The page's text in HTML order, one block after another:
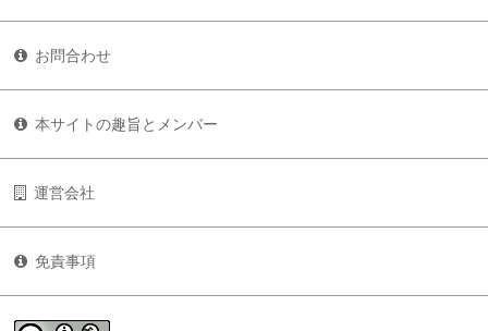
お問合わせ
本サイトの趣旨とメンバー
運営会社
免責事項